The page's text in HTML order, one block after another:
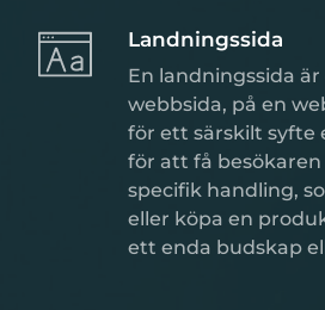
Landningssida
En landningssida
webbsida, på en
för ett särskilt syfte
för att få
specifik handling,
eller köpa en
ett enda budskap